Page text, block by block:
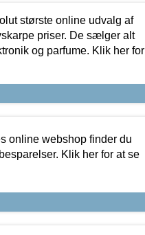
største online udvalg af
priser. De sælger alt
og parfume. Klik her for
online webshop finder du
Klik her for at se